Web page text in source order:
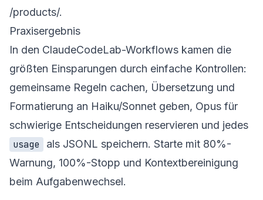
/products/.
Praxisergebnis
In den ClaudeCodeLab-Workflows kamen die
größten Einsparungen durch einfache Kontrollen:
gemeinsame Regeln cachen, Übersetzung und
Formatierung an Haiku/Sonnet geben, Opus für
schwierige Entscheidungen reservieren und jedes
usage
als JSONL speichern. Starte mit 80%-
Warnung, 100%-Stopp und Kontextbereinigung
beim Aufgabenwechsel.